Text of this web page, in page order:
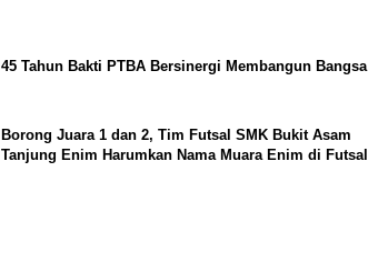
45 Tahun Bakti PTBA Bersinergi Membangun Bangsa
Borong Juara 1 dan 2, Tim Futsal SMK Bukit Asam
Tanjung Enim Harumkan Nama Muara Enim di Futsal